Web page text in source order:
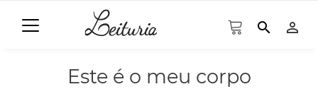
search person_outline
Este é o meu corpo